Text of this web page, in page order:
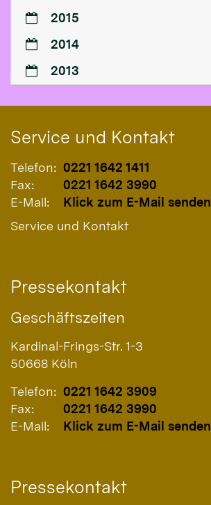
2015
2014
2013
Service und Kontakt
Telefon: 0221 1642 1411
Fax:
0221 1642 3990
E-Mail:
Klick zum E-Mail senden
Service und Kontakt
Pressekontakt
Geschäftszeiten
Kardinal-Frings-Str. 1-3
50668 Köln
Telefon: 0221 1642 3909
Fax:
0221 1642 3990
E-Mail:
Klick zum E-Mail senden
Pressekontakt